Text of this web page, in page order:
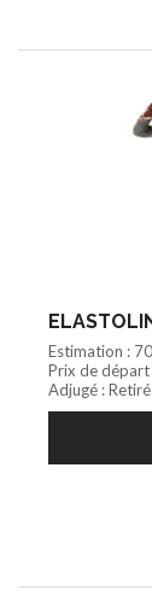
Estimation :
Prix de
Adjugé : Retiré